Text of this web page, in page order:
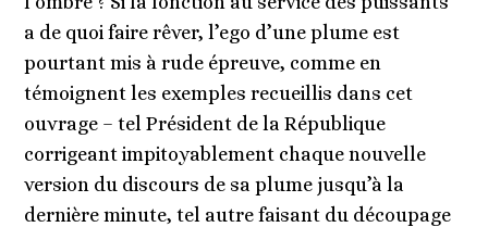
a de quoi faire rêver, l’ego d’une plume est
pourtant mis à rude épreuve, comme en
témoignent les exemples recueillis dans cet
ouvrage – tel Président de la République
corrigeant impitoyablement chaque nouvelle
version du discours de sa plume jusqu’à la
dernière minute, tel autre faisant du découpage